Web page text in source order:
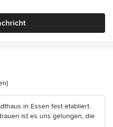
von 5 Sternen
in Essen fest etabliert.
ist es uns gelungen, die